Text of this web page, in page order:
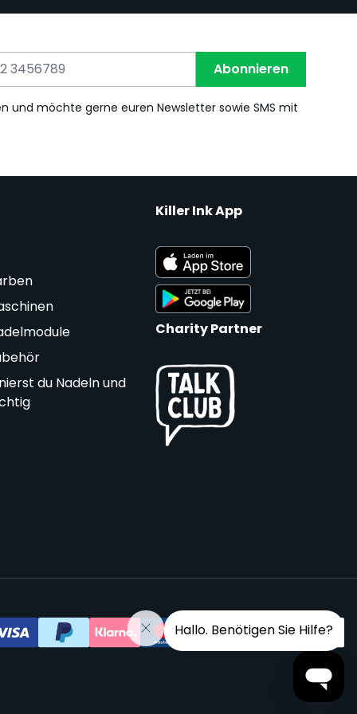
Hallo. Benötigen Sie Hilfe?
Abonnieren
und möchte gerne euren Newsletter sowie SMS mit
du Nadeln und
Killer Ink App
Charity Partner